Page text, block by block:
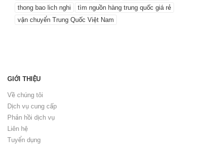
thong bao lich nghi
tìm nguồn hàng trung quốc giá rẻ
vận chuyển Trung Quốc Việt Nam
GIỚI THIỆU
Về chúng tôi
Dịch vụ cung cấp
Phản hồi dịch vụ
Liên hệ
Tuyển dụng